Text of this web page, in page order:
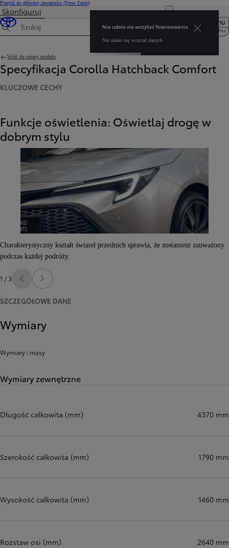
Przejdź do głównej zawartości (Press Enter)
Otwórz menu
Nie udało się wczytać finansowania Nie udało się wczytać danych
Nie udało się wczytać finansowania
Nie udało się wczytać danych
Skonfiguruj
Wyszukaj dane techniczne Menu
Wróć do strony modelu
Specyfikacja Corolla Hatchback Comfort
KLUCZOWE CECHY
Funkcje oświetlenia: Oświetlaj drogę w
dobrym stylu
Charakterystyczny kształt świateł przednich sprawia, że zostaniesz zauważony
podczas każdej podróży.
1 / 3 PoprzedniNastępny
SZCZEGÓŁOWE DANE
Wymiary
Wymiary i masy
Wymiary zewnętrzne
Długość całkowita (mm) 4370 mm
Szerokość całkowita (mm) 1790 mm
Wysokość całkowita (mm) 1460 mm
Rozstaw osi (mm) 2640 mm